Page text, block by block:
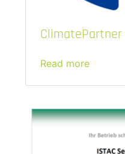
ClimatePartner
Read more